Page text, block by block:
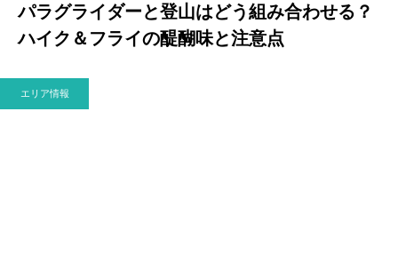
パラグライダーと登山はどう組み合わせる？
ハイク＆フライの醍醐味と注意点
エリア情報